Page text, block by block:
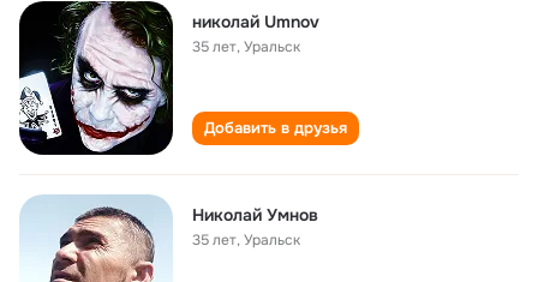
николай Umnov
35 лет,Уральск
Добавить в друзья
Николай Умнов
35 лет,Уральск